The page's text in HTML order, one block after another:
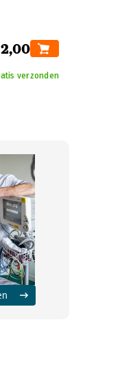
verzonden